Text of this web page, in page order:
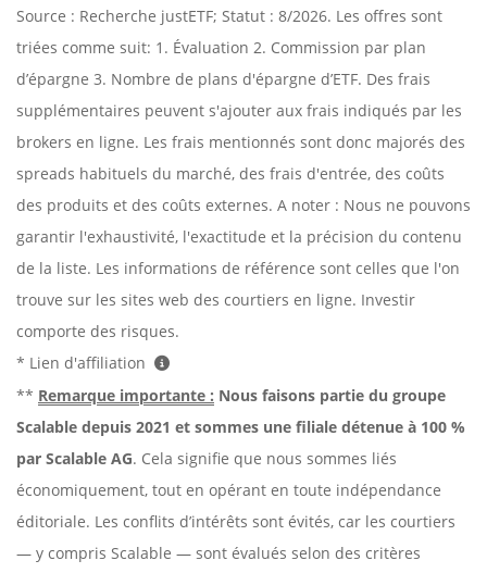
Source : Recherche justETF; Statut : 8/2026. Les offres sont
triées comme suit: 1. Évaluation 2. Commission par plan
d’épargne 3. Nombre de plans d'épargne d’ETF. Des frais
supplémentaires peuvent s'ajouter aux frais indiqués par les
brokers en ligne. Les frais mentionnés sont donc majorés des
spreads habituels du marché, des frais d'entrée, des coûts
des produits et des coûts externes. A noter : Nous ne pouvons
garantir l'exhaustivité, l'exactitude et la précision du contenu
de la liste. Les informations de référence sont celles que l'on
trouve sur les sites web des courtiers en ligne. Investir
comporte des risques.
* Lien d'affiliation
** Remarque importante : Nous faisons partie du groupe
Scalable depuis 2021 et sommes une filiale détenue à 100 %
par Scalable AG. Cela signifie que nous sommes liés
économiquement, tout en opérant en toute indépendance
éditoriale. Les conflits d’intérêts sont évités, car les courtiers
— y compris Scalable — sont évalués selon des critères